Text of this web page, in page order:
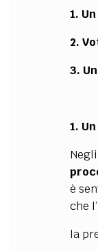
1.
2.
3.
1.
è
che
la